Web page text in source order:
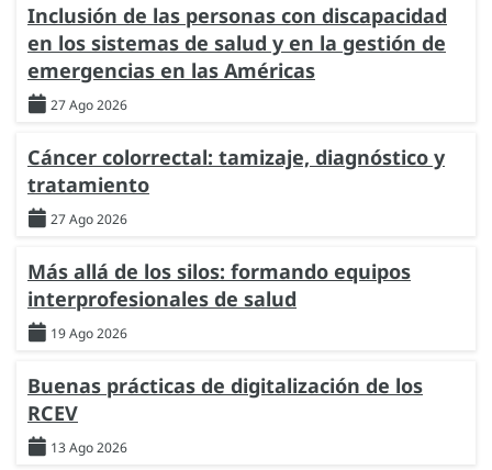
Inclusión de las personas con discapacidad
en los sistemas de salud y en la gestión de
emergencias en las Américas
27 Ago 2026
Cáncer colorrectal: tamizaje, diagnóstico y
tratamiento
27 Ago 2026
Más allá de los silos: formando equipos
interprofesionales de salud
19 Ago 2026
Buenas prácticas de digitalización de los
RCEV
13 Ago 2026